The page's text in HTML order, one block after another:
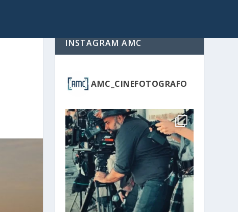
INSTAGRAM AMC
AMC_CINEFOTOGRAFO